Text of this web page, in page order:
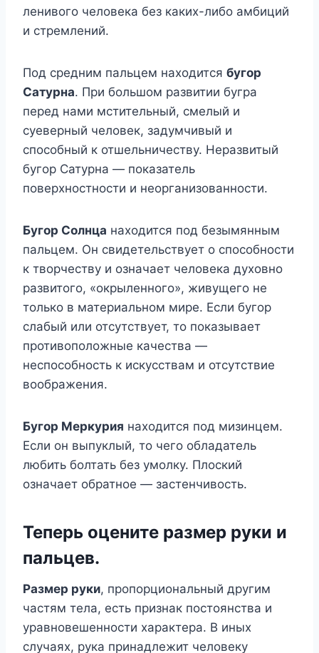
ленивого человека без каких-либо амбиций
и стремлений.
Под средним пальцем находится бугор
Сатурна. При большом развитии бугра
перед нами мстительный, смелый и
суеверный человек, задумчивый и
способный к отшельничеству. Неразвитый
бугор Сатурна — показатель
поверхностности и неорганизованности.
Бугор Солнца находится под безымянным
пальцем. Он свидетельствует о способности
к творчеству и означает человека духовно
развитого, «окрыленного», живущего не
только в материальном мире. Если бугор
слабый или отсутствует, то показывает
противоположные качества —
неспособность к искусствам и отсутствие
воображения.
Бугор Меркурия находится под мизинцем.
Если он выпуклый, то чего обладатель
любить болтать без умолку. Плоский
означает обратное — застенчивость.
Теперь оцените размер руки и
пальцев.
Размер руки, пропорциональный другим
частям тела, есть признак постоянства и
уравновешенности характера. В иных
случаях, рука принадлежит человеку